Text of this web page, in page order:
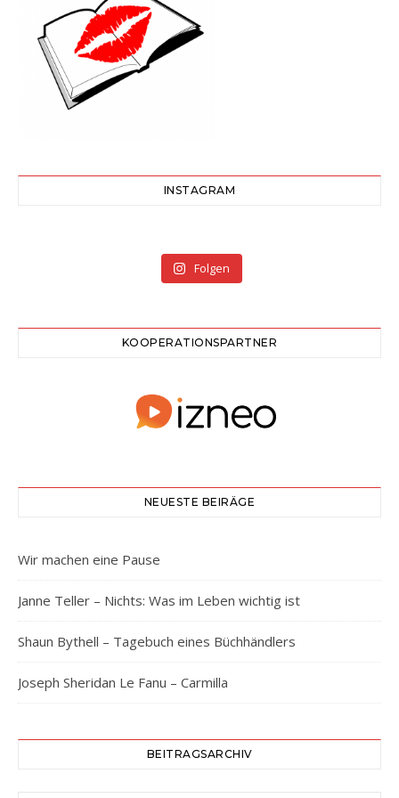
INSTAGRAM
Folgen
KOOPERATIONSPARTNER
NEUESTE BEIRÄGE
Wir machen eine Pause
Janne Teller – Nichts: Was im Leben wichtig ist
Shaun Bythell – Tagebuch eines Büchhändlers
Joseph Sheridan Le Fanu – Carmilla
BEITRAGSARCHIV